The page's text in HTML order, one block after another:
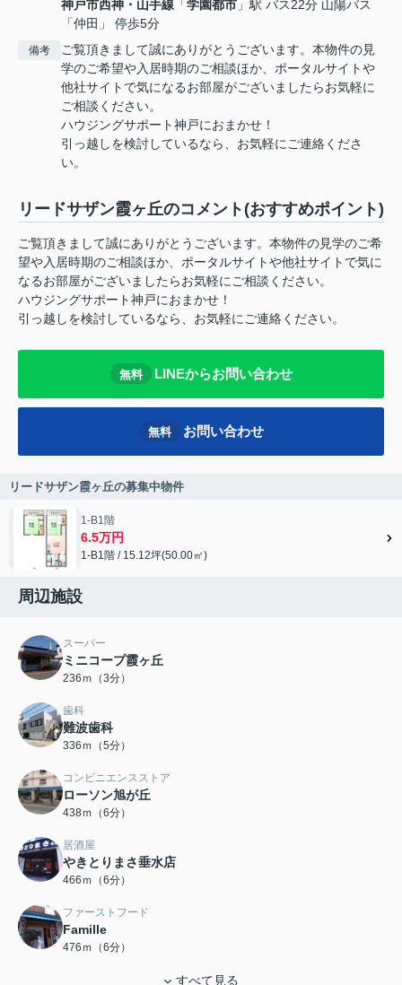
神戸市西神・山手線 「学園都市 」駅 バス22分 山陽バス
「仲田」 停歩5分
備考
ご覧頂きまして誠にありがとうございます。本物件の見
学のご希望や入居時期のご相談ほか、ポータルサイトや
他社サイトで気になるお部屋がございましたらお気軽に
ご相談ください。
ハウジングサポート神戸におまかせ！
引っ越しを検討しているなら、お気軽にご連絡くださ
い。
リードサザン霞ヶ丘のコメント(おすすめポイント)
ご覧頂きまして誠にありがとうございます。本物件の見学のご希
望や入居時期のご相談ほか、ポータルサイトや他社サイトで気に
なるお部屋がございましたらお気軽にご相談ください。
ハウジングサポート神戸におまかせ！
引っ越しを検討しているなら、お気軽にご連絡ください。
無料 LINEからお問い合わせ
無料 お問い合わせ
リードサザン霞ヶ丘の募集中物件
1-B1階
6.5万円
1-B1階 / 15.12坪(50.00㎡)
周辺施設
スーパー
ミニコープ霞ヶ丘
236ｍ（3分）
歯科
難波歯科
336ｍ（5分）
コンビニエンスストア
ローソン旭が丘
438ｍ（6分）
居酒屋
やきとりまさ垂水店
466ｍ（6分）
ファーストフード
Famille
476ｍ（6分）
すべて見る